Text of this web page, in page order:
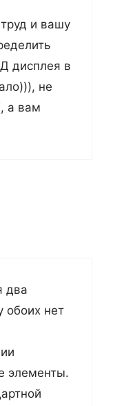
и вашу
дисплея в
не
а вам
два
обоих нет
элементы.